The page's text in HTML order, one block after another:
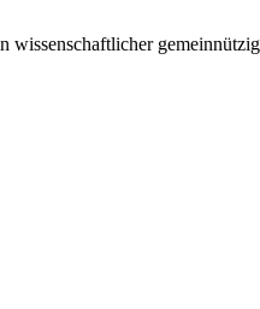
wissenschaftlicher